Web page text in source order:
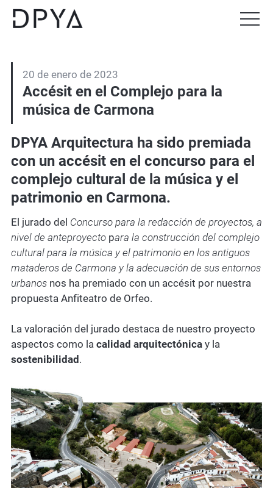
Saltar
Principal
Menú
20 de enero de 2023
Accésit en el Complejo para la
música de Carmona
DPYA Arquitectura ha sido premiada
con un accésit en el concurso para el
complejo cultural de la música y el
patrimonio en Carmona.
El jurado del Concurso para la redacción de proyectos, a
nivel de anteproyecto para la construcción del complejo
cultural para la música y el patrimonio en los antiguos
mataderos de Carmona y la adecuación de sus entornos
urbanosnos ha premiado con un accésit por nuestra
propuesta Anfiteatro de Orfeo.
La valoración del jurado destaca de nuestro proyecto
aspectos como la calidad arquitectónicay la
sostenibilidad .